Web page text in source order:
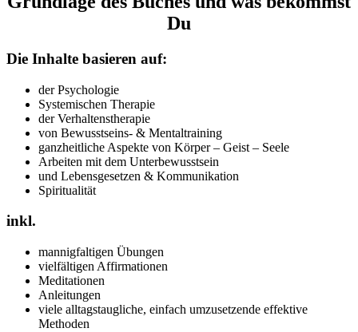
Du
Die Inhalte basieren auf:
der Psychologie
Systemischen Therapie
der Verhaltenstherapie
von Bewusstseins- & Mentaltraining
ganzheitliche Aspekte von Körper – Geist – Seele
Arbeiten mit dem Unterbewusstsein
und Lebensgesetzen & Kommunikation
Spiritualität
inkl.
mannigfaltigen Übungen
vielfältigen Affirmationen
Meditationen
Anleitungen
viele alltagstaugliche, einfach umzusetzende effektive
Methoden